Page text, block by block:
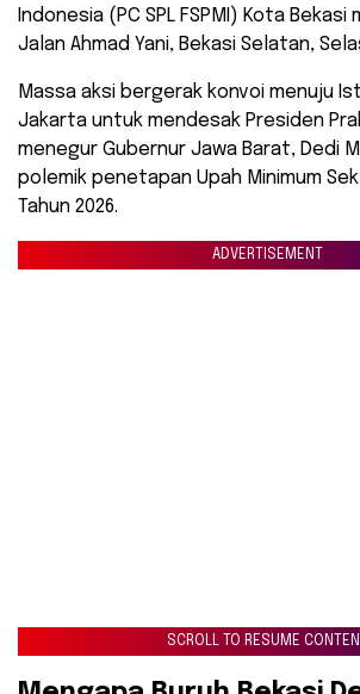
Indonesia (PC SPL FSPMI) Kota
Jalan Ahmad Yani, Bekasi Selatan,
Massa aksi bergerak konvoi menuju
Jakarta untuk mendesak Presiden
menegur Gubernur Jawa Barat, Dedi
polemik penetapan Upah Minimum
Tahun 2026.
ADVERTISEMENT
SCROLL TO RESUME CONTENT